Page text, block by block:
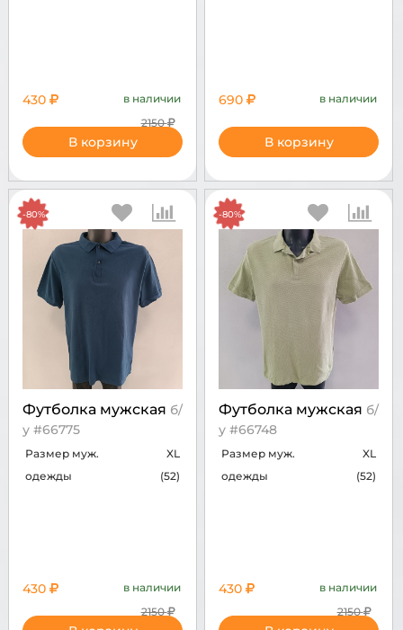
430
в наличии
2150
В корзину
690 в наличии
В корзину
Футболка мужская б/
у #66775
Размер муж.
одежды
XL
(52)
-80%
430
в наличии
2150
Футболка мужская б/
у #66748
Размер муж.
одежды
XL
(52)
-80%
430
в наличии
2150